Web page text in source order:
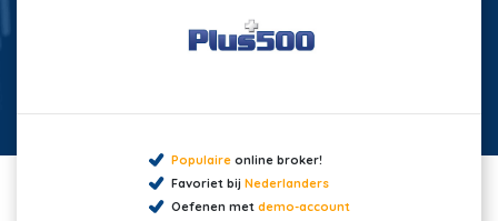
Populaireonline broker!
Favoriet bij Nederlanders
Oefenen met demo-account